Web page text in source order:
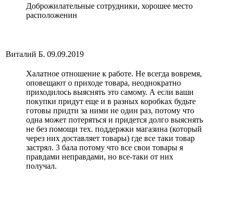
Доброжилательные сотрудники, хорошее место
расположенин
Виталий Б. 09.09.2019
Халатное отношение к работе. Не всегда вовремя,
оповещают о приходе товара, неоднократно
приходилось выяснять это самому. А если ваши
покупки придут еще и в разных коробках будьте
готовы придти за ними не один раз, потому что
одна может потеряться и придется долго выяснять
не без помощи тех. поддержки магазина (который
через них доставляет товары) где все таки товар
застрял. 3 бала потому что все свои товары я
правдами неправдами, но все-таки от них
получал.